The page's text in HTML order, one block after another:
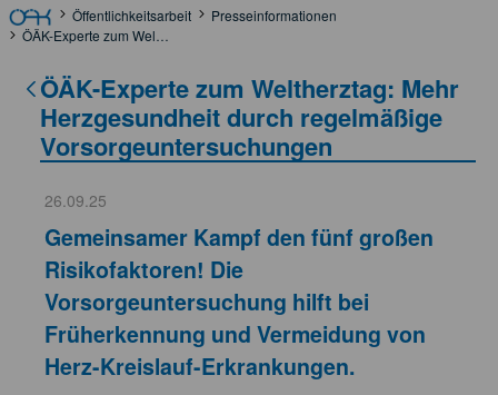
Öffentlichkeitsarbeit
Presseinformationen
ÖÄK-Experte zum Weltherztag: Mehr Herzgesundheit durch regelmäßige Vorsorgeuntersuchungen
ÖÄK-Experte zum Weltherztag: Mehr
Herzgesundheit durch regelmäßige
Vorsorgeuntersuchungen
26.09.25
Gemeinsamer Kampf den fünf großen
Risikofaktoren! Die
Vorsorgeuntersuchung hilft bei
Früherkennung und Vermeidung von
Herz-Kreislauf-Erkrankungen.